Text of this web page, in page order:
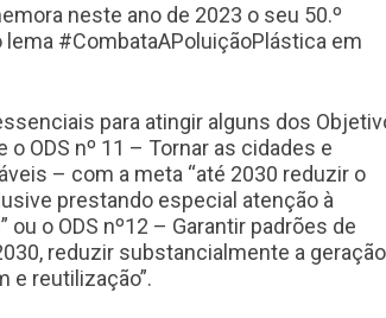
neste ano de 2023 o seu 50.º
#CombataAPoluiçãoPlástica em
para atingir alguns dos
ODS nº 11 – Tornar as cidades e
– com a meta “até 2030 reduzir o
prestando especial atenção à
o ODS nº12 – Garantir padrões de
reduzir substancialmente a geração
e reutilização”.